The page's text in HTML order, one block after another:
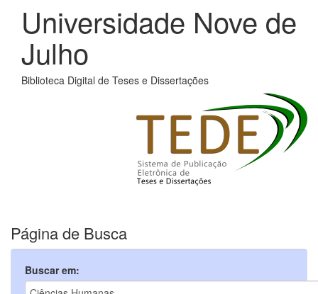
Universidade Nove de
Julho
Biblioteca Digital de Teses e Dissertações
Página de Busca
Buscar em: